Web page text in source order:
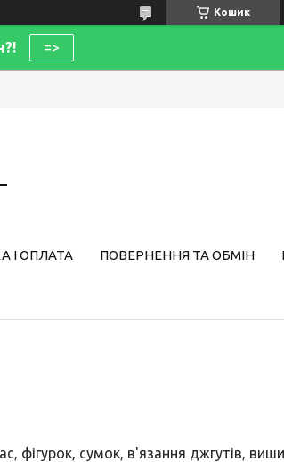
Кошик
=>
І ОПЛАТА ПОВЕРНЕННЯ ТА ОБМІН
фігурок, сумок, в'язання джгутів,